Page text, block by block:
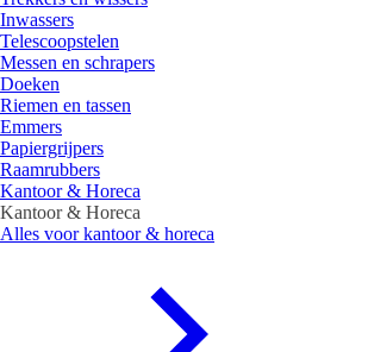
Inwassers
Telescoopstelen
Messen en schrapers
Doeken
Riemen en tassen
Emmers
Papiergrijpers
Raamrubbers
Kantoor & Horeca
Kantoor & Horeca
Alles voor kantoor & horeca